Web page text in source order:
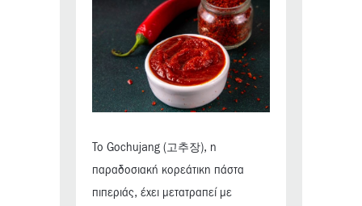
Το Gochujang (고추장), η
παραδοσιακή κορεάτικη πάστα
πιπεριάς, έχει μετατραπεί με